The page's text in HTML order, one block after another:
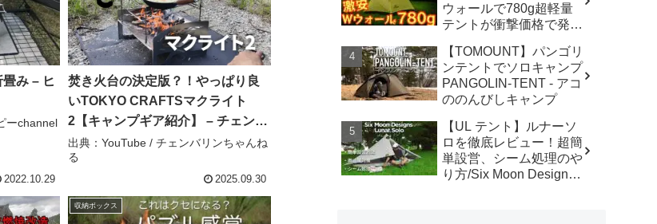
み – ヒ
ーchannel
2022.10.29
焚き火台の決定版？！やっぱり良
いTOKYO CRAFTSマクライト
2【キャンプギア紹介】 – チェンバ
リンちゃんねる
出典：YouTube / チェンバリンちゃんね
る
2025.09.30
収納ボックス
ウォールで780g超軽量
テントが衝撃価格で発売
解説の保存版【ULギ
ア】【キャンプ道具】
【アウトドア】#855 -
Hurricane Camp / ハリケ
ーンキャンプ
【TOMOUNT】パンゴリ
ンテントでソロキャンプ
PANGOLIN-TENT - アコ
ののんびしキャンプ
【UL テント】ルナーソ
ロを徹底レビュー！超簡
単設営、シーム処理のや
り方/Six Moon Designs